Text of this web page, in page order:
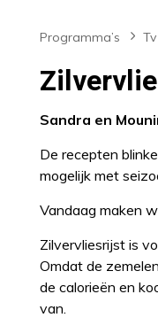
Programma’s Tv
Sandra en
De recepten
mogelijk met
Vandaag maken
Zilvervliesrijst is
Omdat de
de calorieën en
van.